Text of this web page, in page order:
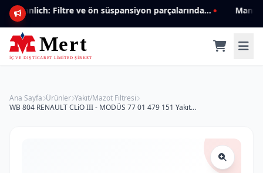
Mannlich: Filtre ve ön süspansiyon parçalarında genişleyen ürün yelpazesiyle kalite ve güven.
Ana Sayfa Ürünler Yakıt/Mazot Filtresi
WB 804 RENAULT CLiO III - MODÜS 77 01 479 151 Yakıt/Mazot Filtresi